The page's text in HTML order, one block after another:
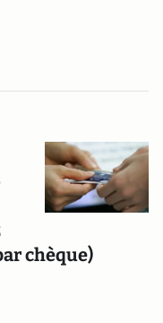
chèque)